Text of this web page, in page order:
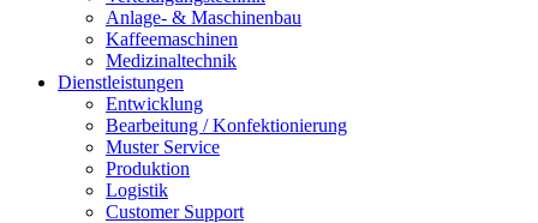
Anlage- & Maschinenbau
Kaffeemaschinen
Medizinaltechnik
Dienstleistungen
Entwicklung
Bearbeitung / Konfektionierung
Muster Service
Produktion
Logistik
Customer Support